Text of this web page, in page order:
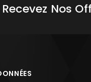
Recevez Nos